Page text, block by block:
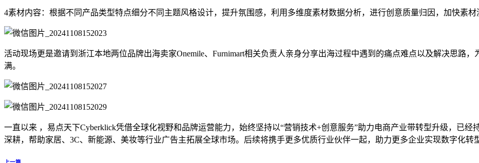
4素材内容：根据不同产品类型特点细分不同主题风格设计，提升氛围感，利用多维度素材数据分析，进行创意质量归因，加快素材
活动现场更是邀请到浙江本地两位品牌出海卖家Onemile、Furnimart相关负责人亲身分享出海过程中遇到的痛点难点以及解决思路
满。
一直以来 ，易点天下Cyberklick凭借全球化视野和品牌运营能力，始终坚持以“营销技术+创意服务”助力电商产业带转型升级，已
深耕，帮助家居、3C、新能源、美妆等行业广告主拓展全球市场。后续将携手更多优质行业伙伴一起，助力更多企业实现数字化转